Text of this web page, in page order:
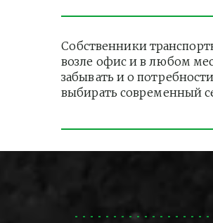
Собственники
возле офис и в любом
забывать и о
выбирать современный